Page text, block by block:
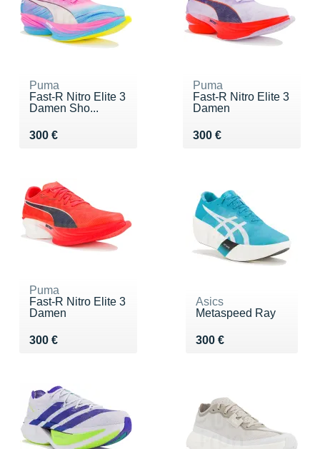
Puma
Fast-R Nitro Elite 3
Damen Sho...
300 €
Vendu 300 €
Puma
Fast-R Nitro Elite 3
Damen
300 €
Vendu 300 €
Puma
Fast-R Nitro Elite 3
Damen
300 €
Vendu 300 €
Asics
Metaspeed Ray
300 €
Vendu 300 €